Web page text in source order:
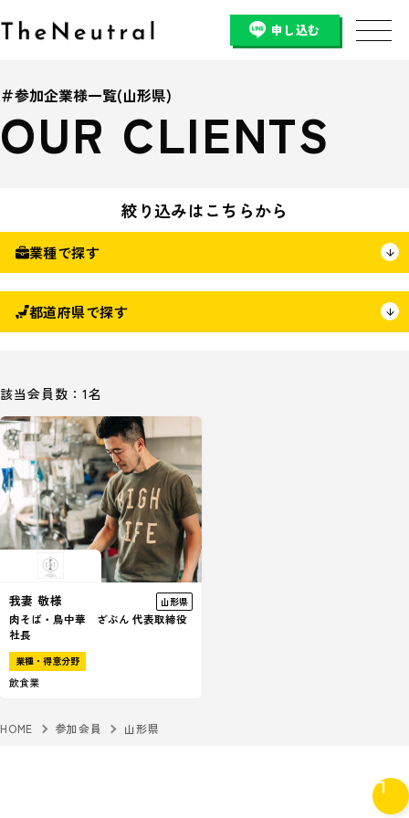
申し込む
＃参加企業様一覧(山形県)
OUR CLIENTS
絞り込みはこちらから
業種で探す
都道府県で探す
該当会員数：1名
我妻 敬様
肉そば・鳥中華 ざぶん 代表取締役
社長
山形県
業種・得意分野
飲食業
HOME 参加会員 山形県